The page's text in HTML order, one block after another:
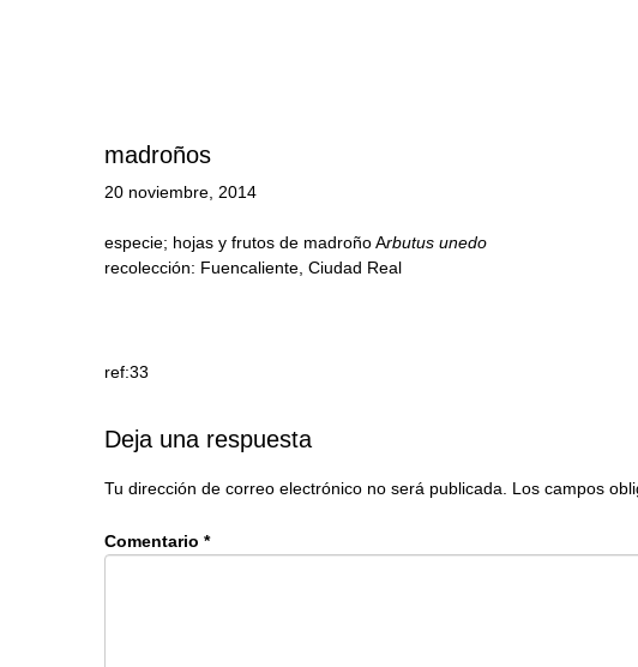
madroños
20 noviembre, 2014
especie; hojas y frutos de madroño Arbutus unedo
recolección: Fuencaliente, Ciudad Real
ref:33
Deja una respuesta
Tu dirección de correo electrónico no será publicada. Los campos
Comentario *